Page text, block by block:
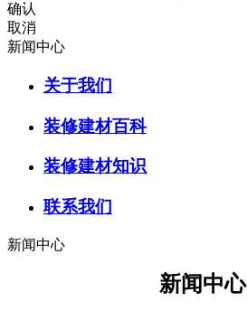
确认
取消
新闻中心
关于我们
装修建材百科
装修建材知识
联系我们
新闻中心
新闻中心